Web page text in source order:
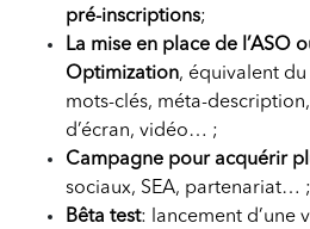
pré-inscriptions;
La mise en place de l’ASO
Optimization, équivalent
mots-clés, méta-
d’écran, vidéo… ;
Campagne pour acquérir
sociaux, SEA, partenariat… ;
Bêta test: lancement d’une